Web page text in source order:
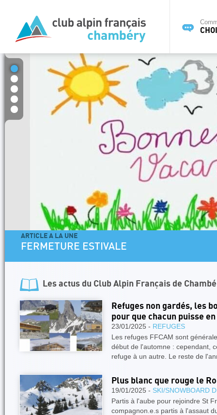
ARTICLE A LA UNE
FERMETURE ESTIVALE
Les actus du Club Alpin Français de
Refuges non gardés, les
pour que chacun puisse
23/01/2025 - REFUGES
Les refuges FFCAM sont
début de l'automne : cependant,
refuge à un autre. Le reste de
Plus blanc que rouge le
19/01/2025 - SKI/SNOWBOARD
Partis à l'aube pour rejoindre St
compagnon.e.s partis à l'assaut